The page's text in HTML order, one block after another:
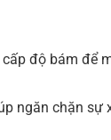
độ bám để
ngăn chặn